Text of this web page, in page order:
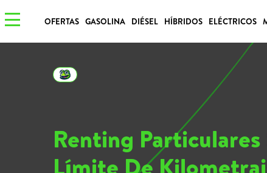
OFERTAS GASOLINA DIÉSEL HÍBRIDOS ELÉCTRICOS
Renting Particulares